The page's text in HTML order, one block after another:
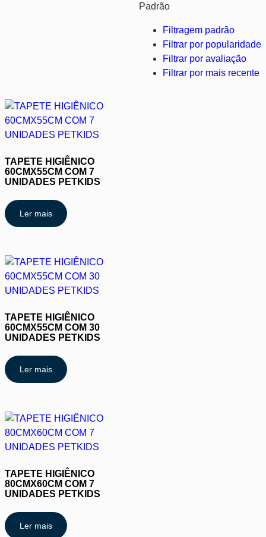
Padrão
Filtragem padrão
Filtrar por popularidade
Filtrar por avaliação
Filtrar por mais recente
TAPETE HIGIÊNICO
60CMX55CM COM 7
UNIDADES PETKIDS
Ler mais
TAPETE HIGIÊNICO
60CMX55CM COM 30
UNIDADES PETKIDS
Ler mais
TAPETE HIGIÊNICO
80CMX60CM COM 7
UNIDADES PETKIDS
Ler mais